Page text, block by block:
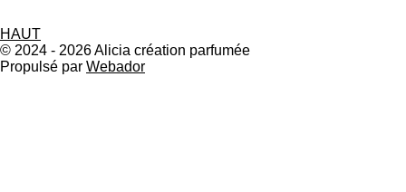
g
e
HAUT
© 2024 - 2026 Alicia création parfumée
Propulsé par Webador